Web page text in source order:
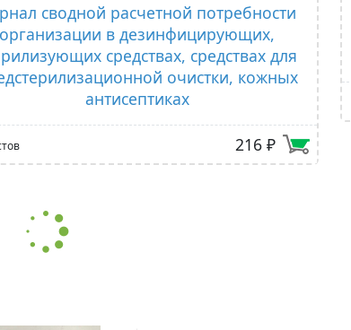
сводной расчетной потребности
организации в дезинфицирующих,
средствах, средствах для
очистки, кожных
антисептиках
216 ₽